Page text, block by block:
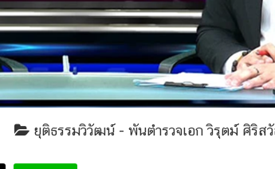
ยุติธรรมวิวัฒน์ - พันตำรวจเอก วิรุตม์ ศิริส